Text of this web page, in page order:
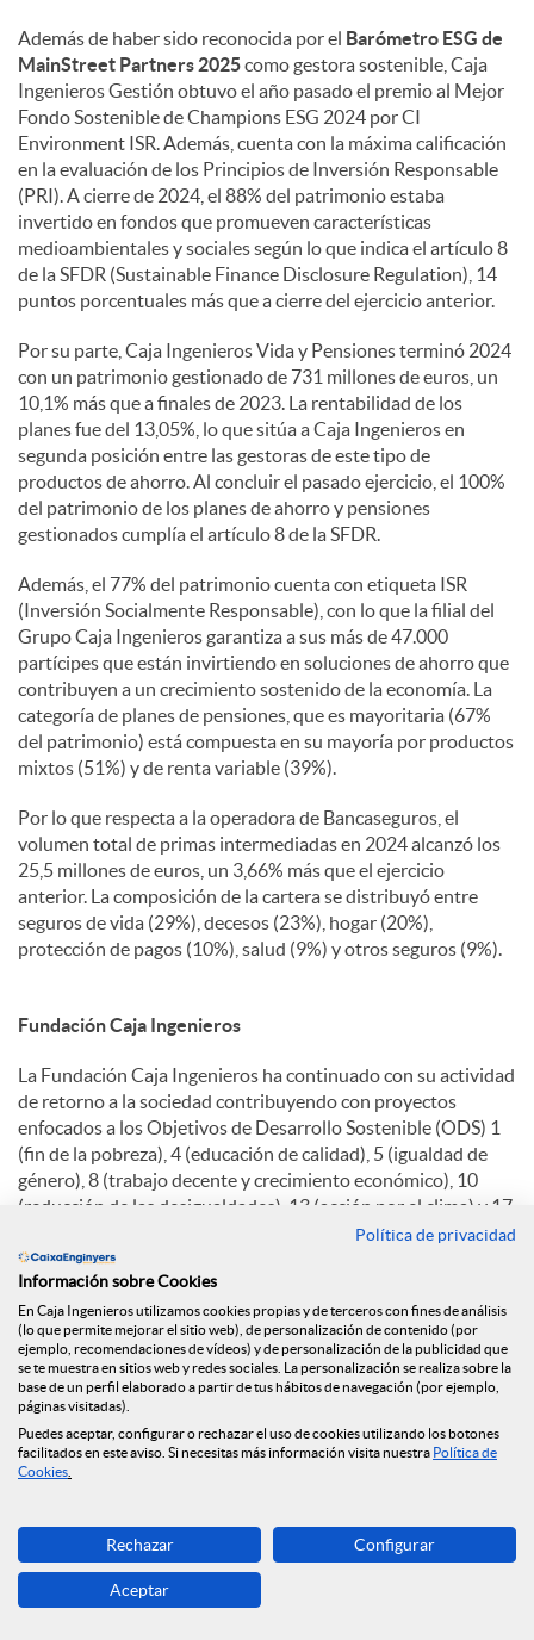
Además de haber sido reconocida por el Barómetro ESG de
MainStreet Partners 2025como gestora sostenible, Caja
Ingenieros Gestión obtuvo el año pasado el premio al Mejor
Fondo Sostenible de Champions ESG 2024 por CI
Environment ISR. Además, cuenta con la máxima calificación
en la evaluación de los Principios de Inversión Responsable
(PRI). A cierre de 2024, el 88% del patrimonio estaba
invertido en fondos que promueven características
medioambientales y sociales según lo que indica el artículo 8
de la SFDR (Sustainable Finance Disclosure Regulation), 14
puntos porcentuales más que a cierre del ejercicio anterior.
Por su parte, Caja Ingenieros Vida y Pensiones terminó 2024
con un patrimonio gestionado de 731 millones de euros, un
10,1% más que a finales de 2023. La rentabilidad de los
planes fue del 13,05%, lo que sitúa a Caja Ingenieros en
segunda posición entre las gestoras de este tipo de
productos de ahorro. Al concluir el pasado ejercicio, el 100%
del patrimonio de los planes de ahorro y pensiones
gestionados cumplía el artículo 8 de la SFDR.
Además, el 77% del patrimonio cuenta con etiqueta ISR
(Inversión Socialmente Responsable), con lo que la filial del
Grupo Caja Ingenieros garantiza a sus más de 47.000
partícipes que están invirtiendo en soluciones de ahorro que
contribuyen a un crecimiento sostenido de la economía. La
categoría de planes de pensiones, que es mayoritaria (67%
del patrimonio) está compuesta en su mayoría por productos
mixtos (51%) y de renta variable (39%).
Por lo que respecta a la operadora de Bancaseguros, el
volumen total de primas intermediadas en 2024 alcanzó los
25,5 millones de euros, un 3,66% más que el ejercicio
anterior. La composición de la cartera se distribuyó entre
seguros de vida (29%), decesos (23%), hogar (20%),
protección de pagos (10%), salud (9%) y otros seguros (9%).
Fundación Caja Ingenieros
La Fundación Caja Ingenieros ha continuado con su actividad
de retorno a la sociedad contribuyendo con proyectos
enfocados a los Objetivos de Desarrollo Sostenible (ODS) 1
(fin de la pobreza), 4 (educación de calidad), 5 (igualdad de
género), 8 (trabajo decente y crecimiento económico), 10
(reducción de las desigualdades), 13 (acción por el clima) y 17
La Fundación Caja Ingenieros destinó el año pasado 774.934
euros a inversión social. A través de la Fundación, el Grupo
Caja Ingenieros también ratifica su compromiso con el
desarrollo sostenible, la economía social y la acción social, y
por eso un 56% de la inversión social ha ido destinada a
proyectos de este tipo. En 2024, además, los socios y socias
de la Entidad mostraron su solidaridad a través de una
campaña de crowdfunding de la Fundación que consiguió
En 2024 la Fundación desarrolló 62 proyectos y alianzas.
6.070 personas se beneficiaron de los programas de inserción
Política de privacidad
Información sobre Cookies
En Caja Ingenieros utilizamos cookies propias y de terceros con fines de análisis
(lo que permite mejorar el sitio web), de personalización de contenido (por
ejemplo, recomendaciones de vídeos) y de personalización de la publicidad que
se te muestra en sitios web y redes sociales. La personalización se realiza sobre la
base de un perfil elaborado a partir de tus hábitos de navegación (por ejemplo,
páginas visitadas).
Puedes aceptar, configurar o rechazar el uso de cookies utilizando los botones
facilitados en este aviso. Si necesitas más información visita nuestra Política de
Cookies
Rechazar Configurar
Aceptar